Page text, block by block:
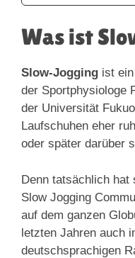
Was ist
Slow-Jogging ist
der Sportphysiologe
der Universität
Laufschuhen eher
oder später darüber
Denn tatsächlich hat
Slow Jogging
auf dem ganzen
letzten Jahren auch
deutschsprachigen